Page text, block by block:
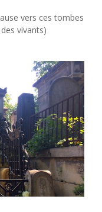
vers ces tombes
vivants)